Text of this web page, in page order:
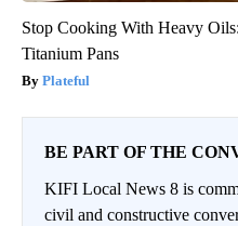
Stop Cooking With Heavy
Titanium Pans
Plateful
BE PART OF THE
KIFI Local News 8 is
civil and constructive